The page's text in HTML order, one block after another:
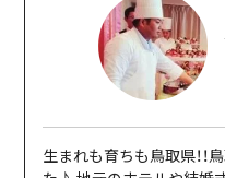
生まれも育ちも鳥取県！！